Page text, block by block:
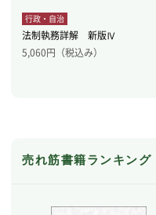
行政・自治
法制執務詳解 新版Ⅳ
5,060円（税込み）
売れ筋書籍ランキング